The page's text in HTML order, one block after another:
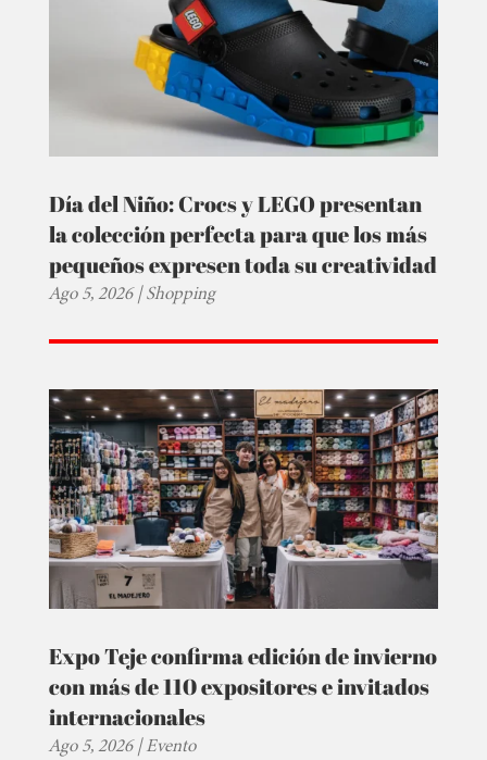
Día del Niño: Crocs y LEGO presentan
la colección perfecta para que los más
pequeños expresen toda su creatividad
Ago 5, 2026|Shopping
Expo Teje confirma edición de invierno
con más de 110 expositores e invitados
internacionales
Ago 5, 2026|Evento